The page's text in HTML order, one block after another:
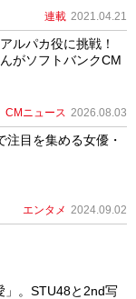
連載 2021.04.21
ルパカ役に挑戦！
がソフトバンクCM
CMニュース 2026.08.03
注目を集める女優・
エンタメ 2024.09.02
」。STU48と2nd写